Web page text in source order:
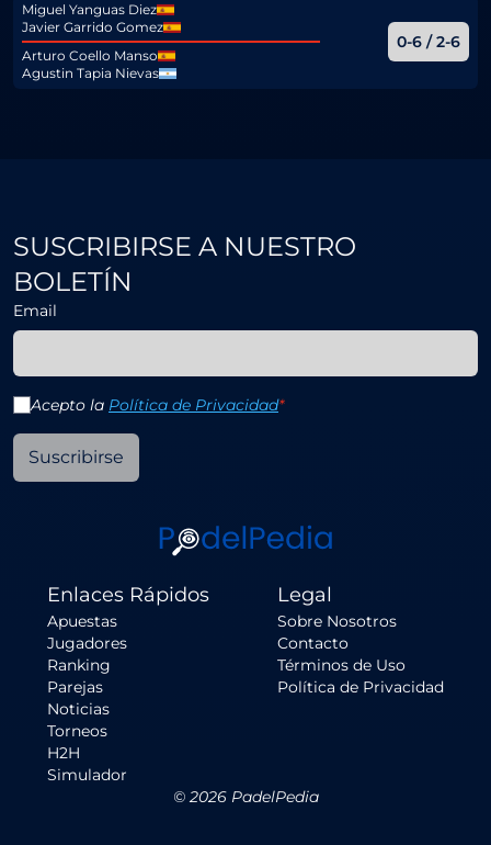
Miguel Yanguas Diez
Javier Garrido Gomez
Arturo Coello Manso
Agustin Tapia Nievas
0-6 / 2-6
SUSCRIBIRSE A NUESTRO
BOLETÍN
Email
Acepto la Política de Privacidad*
Suscribirse
Enlaces Rápidos
Apuestas
Jugadores
Ranking
Parejas
Noticias
Torneos
H2H
Simulador
Legal
Sobre Nosotros
Contacto
Términos de Uso
Política de Privacidad
© 2026PadelPedia